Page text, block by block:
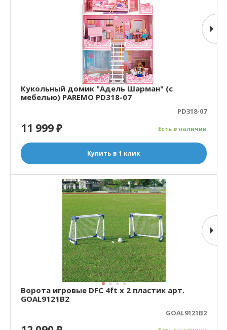
Кукольный домик "Адель Шарман" (с
мебелью) PAREMO PD318-07
PD318-07
Есть в наличии
11 999₽
Купить в 1 клик
Ворота игровые DFC 4ft х 2 пластик арт.
GOAL9121B2
GOAL9121B2